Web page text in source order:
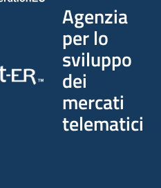
Agenzia
per lo
sviluppo
dei
mercati
telematici